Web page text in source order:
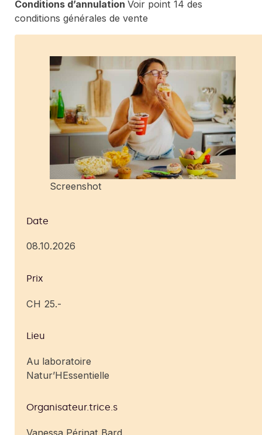
Conditions d’annulationVoir point 14 des
conditions générales de vente
Screenshot
Date
08.10.2026
Prix
CH 25.-
Lieu
Au laboratoire
Natur’HEssentielle
Organisateur.trice.s